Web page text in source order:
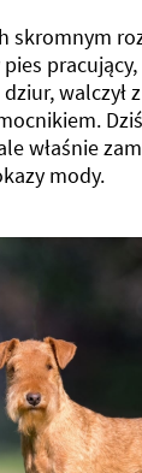
skromnym
walczył
właśnie
mody.